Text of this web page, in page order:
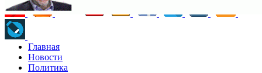
Главная
Новости
Политика